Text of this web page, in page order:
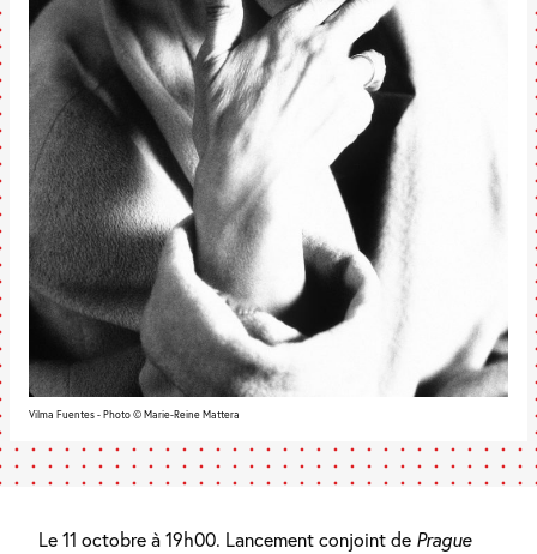
Vilma Fuentes - Photo © Marie-Reine Mattera
Le 11 octobre à 19h00. Lancement conjoint de Prague